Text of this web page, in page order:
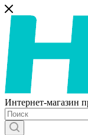
Интернет-магазин